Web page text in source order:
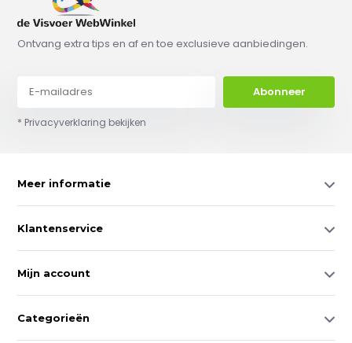
Ontvang extra tips en af en toe exclusieve aanbiedingen.
Abonneer
* Privacyverklaring bekijken
Meer informatie
Klantenservice
Mijn account
Categorieën